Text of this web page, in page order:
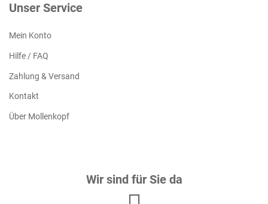
Unser Service
Mein Konto
Hilfe / FAQ
Zahlung & Versand
Kontakt
Über Mollenkopf
Wir sind für Sie da